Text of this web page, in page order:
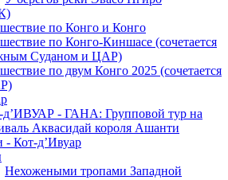
по Конго и Конго
по Конго-Киншасе (сочетается
Суданом и ЦАР)
по двум Конго 2025 (сочетается
- ГАНА: Групповой тур на
Аквасидай короля Ашанти
- Кот-д’Ивуар
Нехожеными тропами Западной